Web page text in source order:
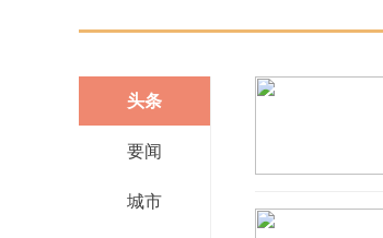
头条
要闻
城市